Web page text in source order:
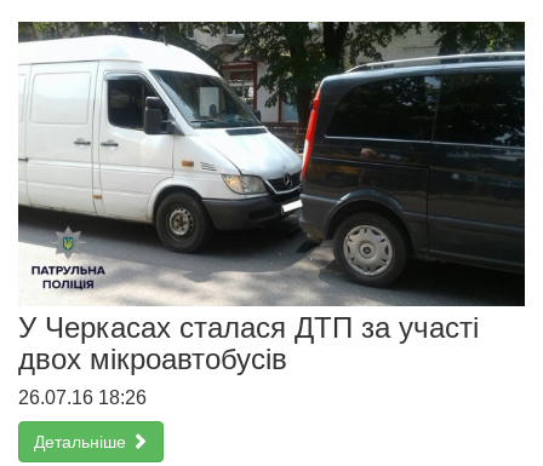
У Черкасах сталася ДТП за участі
двох мікроавтобусів
26.07.16 18:26
Детальніше